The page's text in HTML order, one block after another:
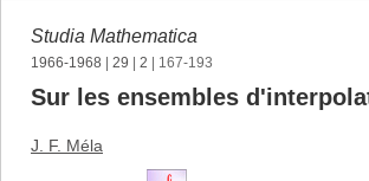
Studia Mathematica
1966-1968 29 2 | 167-193
Sur les ensembles
J. F. Méla